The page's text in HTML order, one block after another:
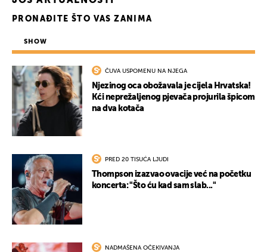
PRONAĐITE ŠTO VAS ZANIMA
SHOW
ČUVA USPOMENU NA NJEGA
Njezinog oca obožavala je cijela Hrvatska!
Kći neprežaljenog pjevača projurila špicom
na dva kotača
PRED 20 TISUĆA LJUDI
Thompson izazvao ovacije već na početku
koncerta: "Što ću kad sam slab..."
NADMAŠENA OČEKIVANJA